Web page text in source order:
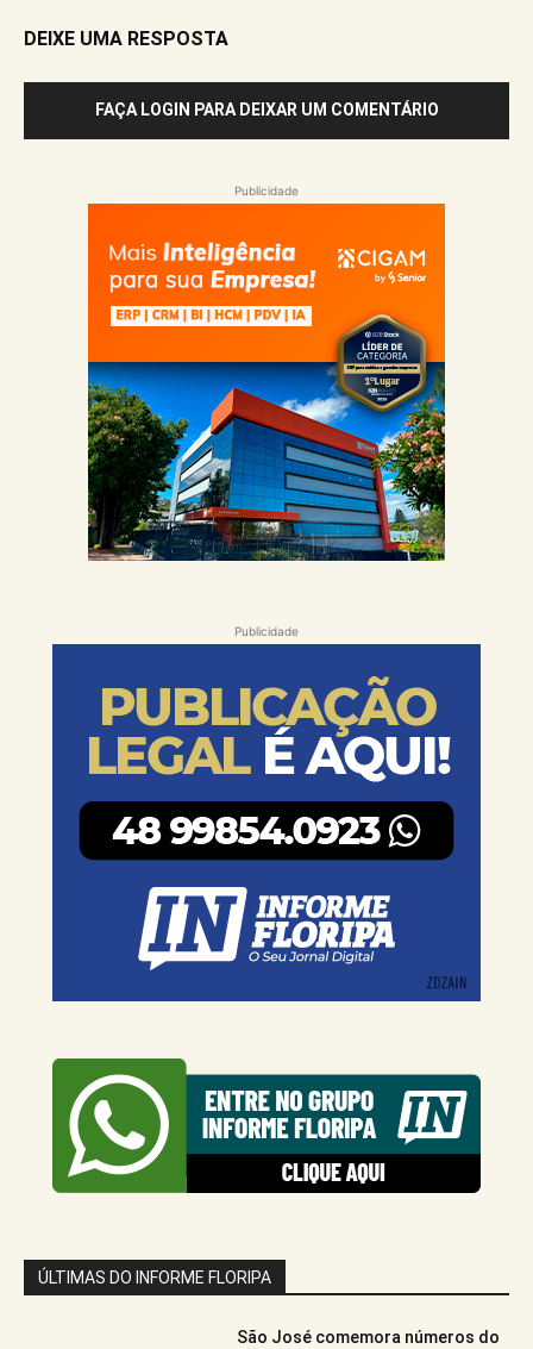
DEIXE UMA RESPOSTA
FAÇA LOGIN PARA DEIXAR UM COMENTÁRIO
Publicidade
Publicidade
ÚLTIMAS DO INFORME FLORIPA
São José comemora números do